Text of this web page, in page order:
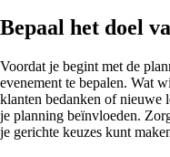
Bepaal het doel
Voordat je begint met de
evenement te bepalen. Wat
klanten bedanken of nieuwe
je planning beïnvloeden.
je gerichte keuzes kunt